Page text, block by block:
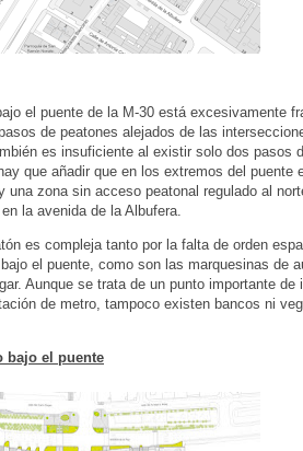
el puente de la M-30 está excesivamente
de peatones alejados de las
es insuficiente al existir solo dos pasos
que añadir que en los extremos del puente
zona sin acceso peatonal regulado al
la avenida de la Albufera.
es compleja tanto por la falta de orden
el puente, como son las marquesinas de
Aunque se trata de un punto importante de
de metro, tampoco existen bancos ni
bajo el puente